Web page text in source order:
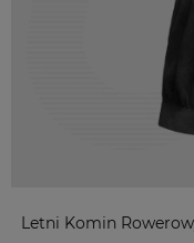
Letni Komin